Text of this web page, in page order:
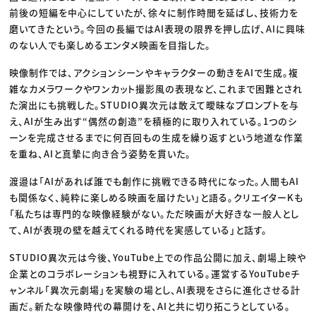
前後の短編を中心にしていたが、徐々に制作時間を延ばし、技術力を
磨いてきたという。今回の長編ではAI表現の限界を押し広げ、AIに興味
のない人でも楽しめるエンタメ映画を目指した。
映像制作では、アクションシーンやキャラクターの動きをAIで生成。複
雑なカメラワークやワンカット撮影風の表現など、これまで困難とされ
た演出にも挑戦した。STUDIO異次元は敢えて曖昧なプロンプトを与
え、AIが生み出す“偶然の創造”を積極的に取り入れている。1つのシ
ーンを完成させるまでに何百回もの生成を繰り返すという地道な作業
を重ね、AIと真摯に向き合う姿勢を貫いた。
渡邉は「AIがあれば誰でも創作に挑戦できる時代になった。人間もAI
も関係なく、純粋に楽しめる映画を届けたい」と語る。クリエイターKも
「私たちは専門的な映像経験がない。ただ映画が大好きな一般人とし
て、AIが表現の壁を越えてくれる時代を実感している」と話す。
STUDIO異次元は今後、YouTube上での作品公開に加え、劇場上映や
企業とのコラボレーションも視野に入れている。運営するYouTubeチ
ャンネル「異次元劇場」を実験の場とし、AI表現をさらに進化させる計
画だ。新たな映像時代の幕開けを、AIと共に切り拓こうとしている。